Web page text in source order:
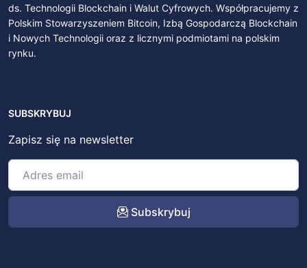
ds. Technologii Blockchain i Walut Cyfrowych. Współpracujemy z
Polskim Stowarzyszeniem Bitcoin, Izbą Gospodarczą Blockchain
i Nowych Technologii oraz z licznymi podmiotami na polskim
rynku.
SUBSKRYBUJ
Zapisz się na newsletter
Subskrybuj